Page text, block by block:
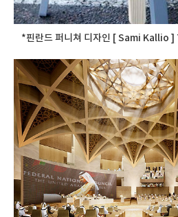
*핀란드 퍼니쳐 디자인 [ Sami